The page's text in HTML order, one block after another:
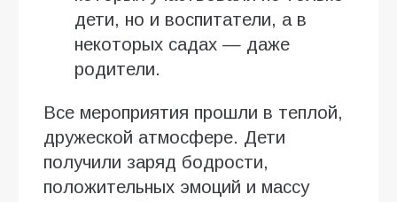
дети, но и воспитатели, а в
некоторых садах — даже
родители.
Все мероприятия прошли в теплой,
дружеской атмосфере. Дети
получили заряд бодрости,
положительных эмоций и массу